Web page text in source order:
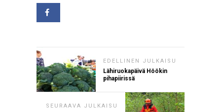
EDELLINEN JULKAISU
Lähiruokapäivä Höökin
pihapiirissä
SEURAAVA JULKAISU